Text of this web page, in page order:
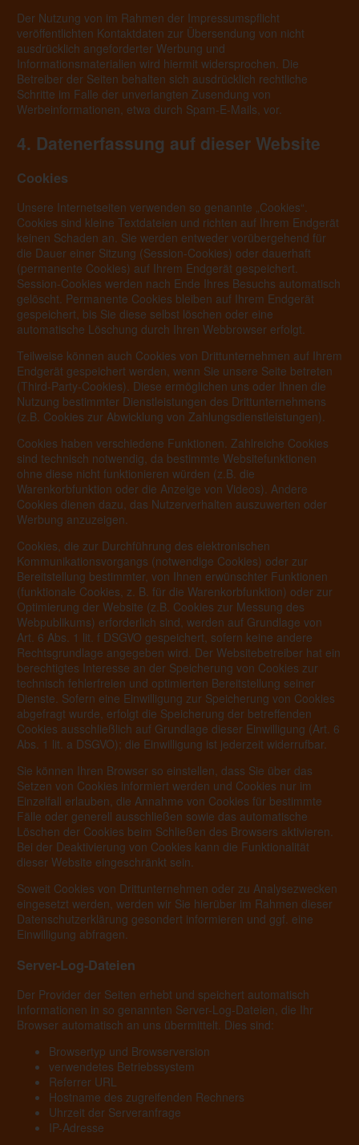
Der Nutzung von im Rahmen der Impressumspflicht
veröffentlichten Kontaktdaten zur Übersendung von nicht
ausdrücklich angeforderter Werbung und
Informationsmaterialien wird hiermit widersprochen. Die
Betreiber der Seiten behalten sich ausdrücklich rechtliche
Schritte im Falle der unverlangten Zusendung von
Werbeinformationen, etwa durch Spam-E-Mails, vor.
4. Datenerfassung auf dieser Website
Cookies
Unsere Internetseiten verwenden so genannte „Cookies“.
Cookies sind kleine Textdateien und richten auf Ihrem Endgerät
keinen Schaden an. Sie werden entweder vorübergehend für
die Dauer einer Sitzung (Session-Cookies) oder dauerhaft
(permanente Cookies) auf Ihrem Endgerät gespeichert.
Session-Cookies werden nach Ende Ihres Besuchs automatisch
gelöscht. Permanente Cookies bleiben auf Ihrem Endgerät
gespeichert, bis Sie diese selbst löschen oder eine
automatische Löschung durch Ihren Webbrowser erfolgt.
Teilweise können auch Cookies von Drittunternehmen auf Ihrem
Endgerät gespeichert werden, wenn Sie unsere Seite betreten
(Third-Party-Cookies). Diese ermöglichen uns oder Ihnen die
Nutzung bestimmter Dienstleistungen des Drittunternehmens
(z.B. Cookies zur Abwicklung von Zahlungsdienstleistungen).
Cookies haben verschiedene Funktionen. Zahlreiche Cookies
sind technisch notwendig, da bestimmte Websitefunktionen
ohne diese nicht funktionieren würden (z.B. die
Warenkorbfunktion oder die Anzeige von Videos). Andere
Cookies dienen dazu, das Nutzerverhalten auszuwerten oder
Werbung anzuzeigen.
Cookies, die zur Durchführung des elektronischen
Kommunikationsvorgangs (notwendige Cookies) oder zur
Bereitstellung bestimmter, von Ihnen erwünschter Funktionen
(funktionale Cookies, z. B. für die Warenkorbfunktion) oder zur
Optimierung der Website (z.B. Cookies zur Messung des
Webpublikums) erforderlich sind, werden auf Grundlage von
Art. 6 Abs. 1 lit. f DSGVO gespeichert, sofern keine andere
Rechtsgrundlage angegeben wird. Der Websitebetreiber hat ein
berechtigtes Interesse an der Speicherung von Cookies zur
technisch fehlerfreien und optimierten Bereitstellung seiner
Dienste. Sofern eine Einwilligung zur Speicherung von Cookies
abgefragt wurde, erfolgt die Speicherung der betreffenden
Cookies ausschließlich auf Grundlage dieser Einwilligung (Art. 6
Abs. 1 lit. a DSGVO); die Einwilligung ist jederzeit widerrufbar.
Sie können Ihren Browser so einstellen, dass Sie über das
Setzen von Cookies informiert werden und Cookies nur im
Einzelfall erlauben, die Annahme von Cookies für bestimmte
Fälle oder generell ausschließen sowie das automatische
Löschen der Cookies beim Schließen des Browsers aktivieren.
Bei der Deaktivierung von Cookies kann die Funktionalität
dieser Website eingeschränkt sein.
Soweit Cookies von Drittunternehmen oder zu Analysezwecken
eingesetzt werden, werden wir Sie hierüber im Rahmen dieser
Datenschutzerklärung gesondert informieren und ggf. eine
Einwilligung abfragen.
Server-Log-Dateien
Der Provider der Seiten erhebt und speichert automatisch
Informationen in so genannten Server-Log-Dateien, die Ihr
Browser automatisch an uns übermittelt. Dies sind:
Browsertyp und Browserversion
verwendetes Betriebssystem
Referrer URL
Hostname des zugreifenden Rechners
Uhrzeit der Serveranfrage
IP-Adresse